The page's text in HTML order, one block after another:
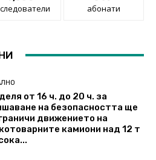
абонати
от 16 ч. до 20 ч. за
на безопасността ще
движението на
камиони над 12 т